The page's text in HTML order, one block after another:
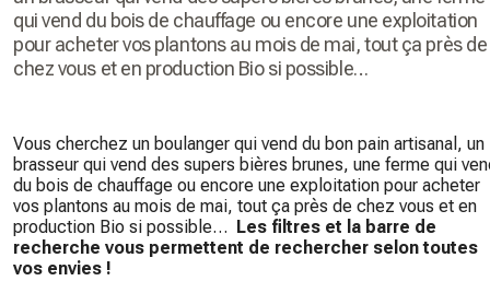
qui vend du bois de chauffage ou encore une exploitation
pour acheter vos plantons au mois de mai, tout ça près de
chez vous et en production Bio si possible…
Vous cherchez un boulanger qui vend du bon pain artisanal, un
brasseur qui vend des supers bières brunes, une ferme qui
du bois de chauffage ou encore une exploitation pour acheter
vos plantons au mois de mai, tout ça près de chez vous et en
production Bio si possible…
Les filtres et la barre de
recherche vous permettent de rechercher selon toutes
vos envies !